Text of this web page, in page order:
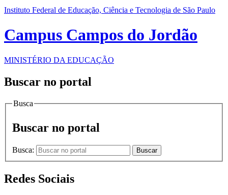
Instituto Federal de Educação, Ciência e Tecnologia de São Paulo
Campus Campos do Jordão
MINISTÉRIO DA EDUCAÇÃO
Buscar no portal
Busca
Buscar no portal
Busca: Buscar
Redes Sociais